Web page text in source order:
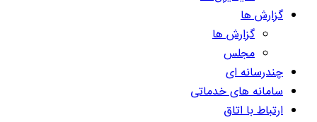
گزارش ها
گزارش ها
مجلس
چندرسانه ای
سامانه های خدماتی
ارتباط با اتاق